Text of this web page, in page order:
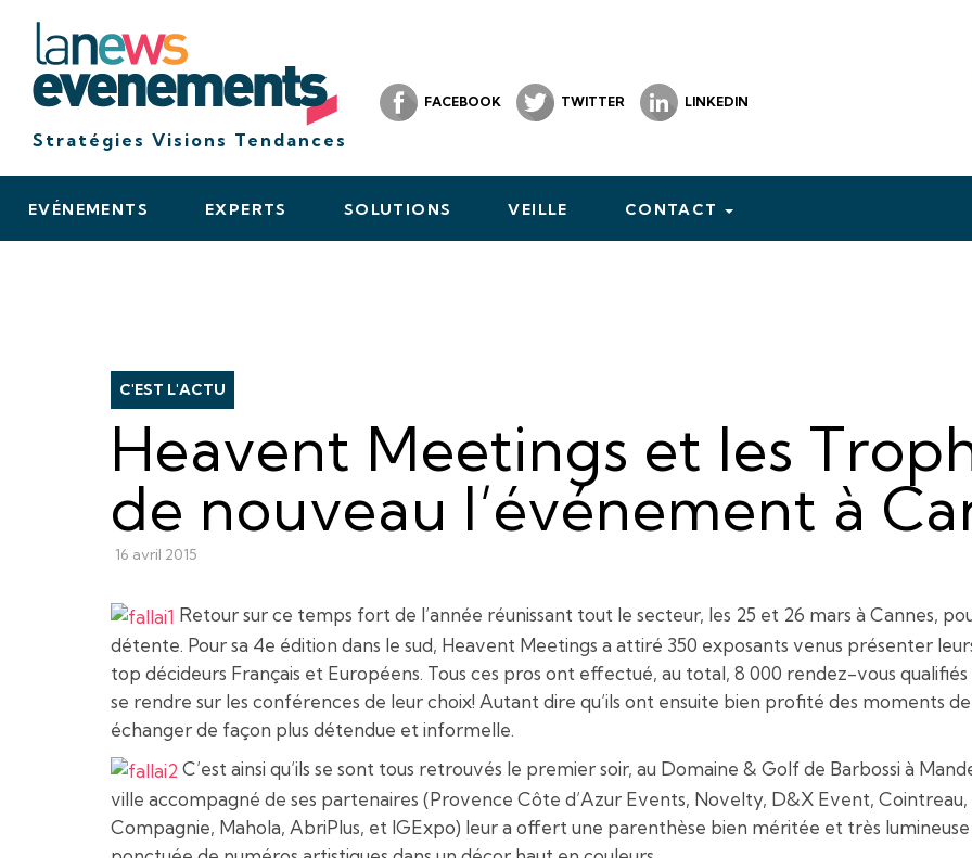
Stratégies Visions Tendances
FACEBOOK TWITTER LINKEDIN
EVÉNEMENTS EXPERTS SOLUTIONS VEILLE CONTACT
C'EST L'ACTU
Heavent Meetings et les
de nouveau l’événement à
16 avril 2015
Retour sur ce temps fort de l’année réunissant tout le secteur, les 25 et 26 mars à Cannes,
détente. Pour sa 4e édition dans le sud, Heavent Meetings a attiré 350 exposants venus présenter
top décideurs Français et Européens. Tous ces pros ont effectué, au total, 8 000 rendez-vous
se rendre sur les conférences de leur choix! Autant dire qu’ils ont ensuite bien profité des moments
échanger de façon plus détendue et informelle.
C’est ainsi qu’ils se sont tous retrouvés le premier soir, au Domaine & Golf de Barbossi à
ville accompagné de ses partenaires (Provence Côte d’Azur Events, Novelty, D&X Event,
Compagnie, Mahola, AbriPlus, et IGExpo) leur a offert une parenthèse bien méritée et très